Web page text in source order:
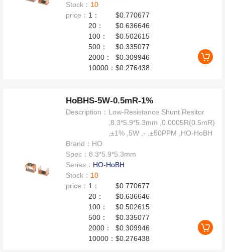
Stock： 10
price： 1：
$0.770677
20：
$0.636646
100：
$0.502615
500：
$0.335077
2000：
$0.309946
10000：$0.276438
HoBHS-5W-0.5mR-1%
Description： Low-Resistance Shunt Resitor
,8.3*5.9*5.3mm ,0.0005R(0.5mR)
,±1% ,5W ,- ,±50PPM ,HO-HoBH
Brand： HO
Spec：8.3*5.9*5.3mm
Series： HO-HoBH
Stock： 10
price： 1：
$0.770677
20：
$0.636646
100：
$0.502615
500：
$0.335077
2000：
$0.309946
10000：$0.276438